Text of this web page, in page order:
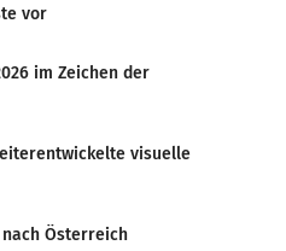
vor
im Zeichen der
visuelle
Österreich